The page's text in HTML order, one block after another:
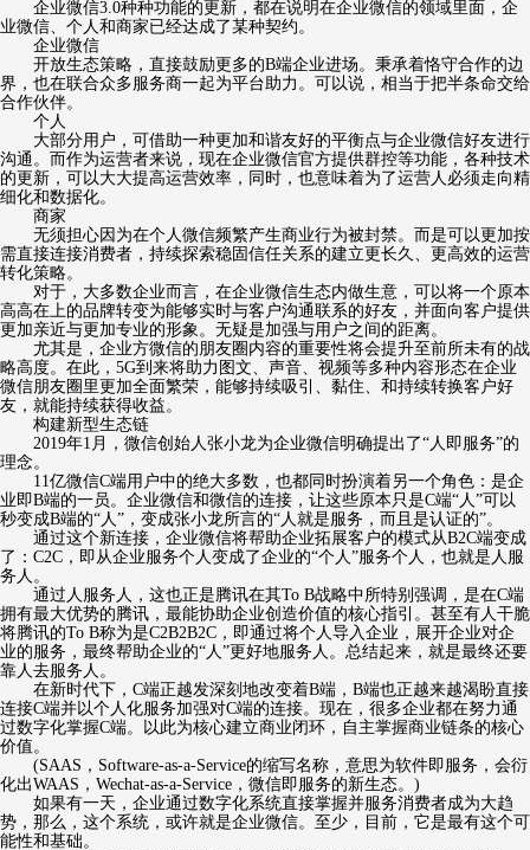
企业微信3.0种种功能的更新，都在说明在企业微信的领域里面，企
业微信、个人和商家已经达成了某种契约。
企业微信
开放生态策略，直接鼓励更多的B端企业进场。秉承着恪守合作的边
界，也在联合众多服务商一起为平台助力。可以说，相当于把半条命交给
合作伙伴。
个人
大部分用户，可借助一种更加和谐友好的平衡点与企业微信好友进行
沟通。而作为运营者来说，现在企业微信官方提供群控等功能，各种技术
的更新，可以大大提高运营效率，同时，也意味着为了运营人必须走向精
细化和数据化。
商家
无须担心因为在个人微信频繁产生商业行为被封禁。而是可以更加按
需直接连接消费者，持续探索稳固信任关系的建立更长久、更高效的运营
转化策略。
对于，大多数企业而言，在企业微信生态内做生意，可以将一个原本
高高在上的品牌转变为能够实时与客户沟通联系的好友，并面向客户提供
更加亲近与更加专业的形象。无疑是加强与用户之间的距离。
尤其是，企业方微信的朋友圈内容的重要性将会提升至前所未有的战
略高度。在此，5G到来将助力图文、声音、视频等多种内容形态在企业
微信朋友圈里更加全面繁荣，能够持续吸引、黏住、和持续转换客户好
友，就能持续获得收益。
构建新型生态链
2019年1月，微信创始人张小龙为企业微信明确提出了“人即服务”的
理念。
11亿微信C端用户中的绝大多数，也都同时扮演着另一个角色：是企
业即B端的一员。企业微信和微信的连接，让这些原本只是C端“人”可以
秒变成B端的“人”，变成张小龙所言的“人就是服务，而且是认证的”。
通过这个新连接，企业微信将帮助企业拓展客户的模式从B2C端变成
了：C2C，即从企业服务个人变成了企业的“个人”服务个人，也就是人服
务人。
通过人服务人，这也正是腾讯在其To B战略中所特别强调，是在C端
拥有最大优势的腾讯，最能协助企业创造价值的核心指引。甚至有人干脆
将腾讯的To B称为是C2B2B2C，即通过将个人导入企业，展开企业对企
业的服务，最终帮助企业的“人”更好地服务人。总结起来，就是最终还要
靠人去服务人。
在新时代下，C端正越发深刻地改变着B端，B端也正越来越渴盼直接
连接C端并以个人化服务加强对C端的连接。现在，很多企业都在努力通
过数字化掌握C端。以此为核心建立商业闭环，自主掌握商业链条的核心
价值。
(SAAS，Software-as-a-Service的缩写名称，意思为软件即服务，会衍
化出WAAS，Wechat-as-a-Service，微信即服务的新生态。)
如果有一天，企业通过数字化系统直接掌握并服务消费者成为大趋
势，那么，这个系统，或许就是企业微信。至少，目前，它是最有这个可
能性和基础。